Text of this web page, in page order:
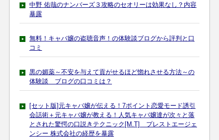
中野 佑哉のナンバーズ３攻略のセオリーは効果なし？内容
暴露
無料！キャバ嬢の盗聴音声！の体験談ブログから評判と口
コミ
黒の媚薬～不安を与えて貢がせるほど惚れさせる方法～の
体験談 ブログの口コミは？
[セット版]元キャバ嬢が伝える！7ポイント恋愛モード誘引
会話術＋元キャバ嬢が教える！人気キャバ嬢達が次々と落
とされた驚愕の口説きテクニック[M.T] プレストエージェ
ンシー 株式会社の経歴を暴露